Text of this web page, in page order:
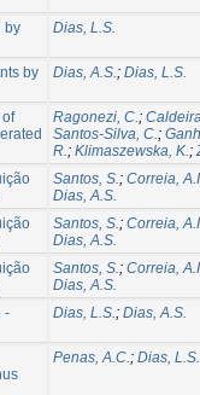
by
Dias, L.S.
by
Dias, A.S.; Dias, L.S.
Ragonezi, C.;
Santos-Silva, C.;
R.; Klimaszewska, K.;
Santos, S.; Correia,
Dias, A.S.
Santos, S.; Correia,
Dias, A.S.
Santos, S.; Correia,
Dias, A.S.
-
Dias, L.S.; Dias, A.S.
Penas, A.C.; Dias, L.S.